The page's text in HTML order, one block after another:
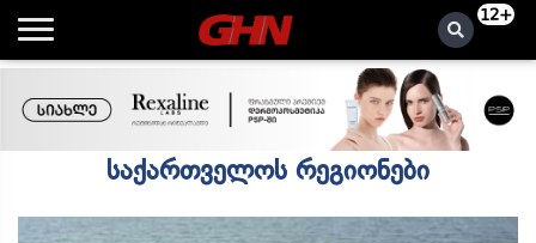
12+
საქართველოს რეგიონები